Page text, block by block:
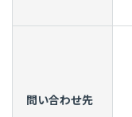
問い合わせ先